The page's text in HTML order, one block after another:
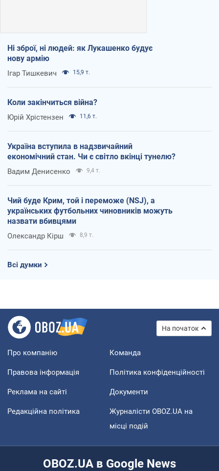
Ні зброї, ні людей: як Лукашенко будує
нову армію
Ігар Тишкевич 15,9 т.
Коли закінчиться війна?
Юрій Хрістензен 11,6 т.
Україна вступила в надзвичайний
економічний стан. Чи є світло вкінці тунелю?
Вадим Денисенко 9,4 т.
Чий буде Крим, той і переможе (NSJ), а
українських футбольних чиновників можуть
назвати вбивцями
Олександр Кірш 8,9 т.
Всі думки
На початок
Про компанію Команда
Правова інформація Політика конфіденційності
Реклама на сайті Документи
Редакційна політика
Журналісти OBOZ.UA на
місці подій
OBOZ.UA в Google News